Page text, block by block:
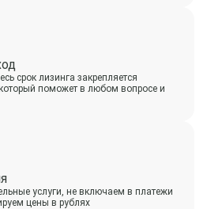
срок лизинга закрепляется
поможет в любом вопросе и
услуги, не включаем в платежи
цены в рублях